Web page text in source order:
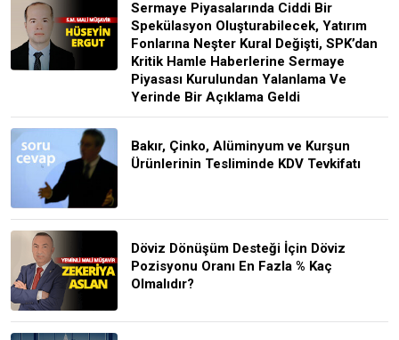
Sermaye Piyasalarında Ciddi Bir
Spekülasyon Oluşturabilecek, Yatırım
Fonlarına Neşter Kural Değişti, SPK’dan
Kritik Hamle Haberlerine Sermaye
Piyasası Kurulundan Yalanlama Ve
Yerinde Bir Açıklama Geldi
Bakır, Çinko, Alüminyum ve Kurşun
Ürünlerinin Tesliminde KDV Tevkifatı
Döviz Dönüşüm Desteği İçin Döviz
Pozisyonu Oranı En Fazla % Kaç
Olmalıdır?